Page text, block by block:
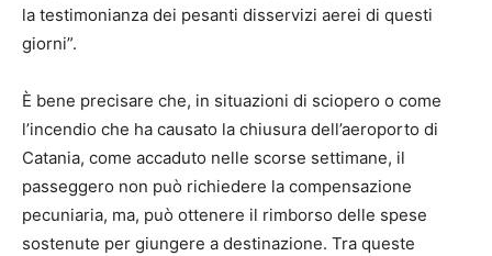
la testimonianza dei pesanti disservizi aerei di questi
giorni”.
È bene precisare che, in situazioni di sciopero o come
l’incendio che ha causato la chiusura dell’aeroporto di
Catania, come accaduto nelle scorse settimane, il
passeggero non può richiedere la compensazione
pecuniaria, ma, può ottenere il rimborso delle spese
sostenute per giungere a destinazione. Tra queste